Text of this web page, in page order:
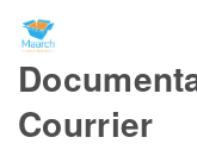
Courrier